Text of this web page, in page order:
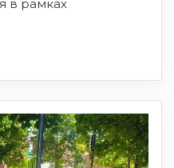
в рамках